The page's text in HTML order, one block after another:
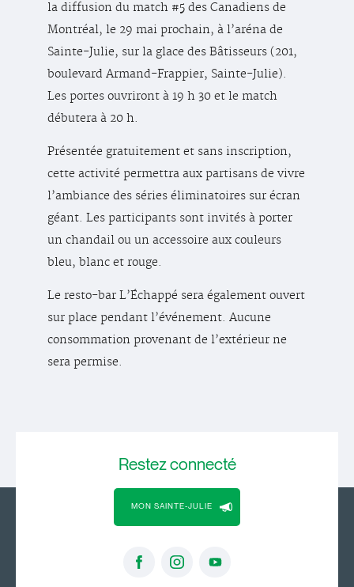
la diffusion du match #5 des Canadiens de
Montréal, le 29 mai prochain, à l’aréna de
Sainte-Julie, sur la glace des Bâtisseurs (201,
boulevard Armand-Frappier, Sainte-Julie).
Les portes ouvriront à 19 h 30 et le match
débutera à 20 h.
Présentée gratuitement et sans inscription,
cette activité permettra aux partisans de vivre
l’ambiance des séries éliminatoires sur écran
géant. Les participants sont invités à porter
un chandail ou un accessoire aux couleurs
bleu, blanc et rouge.
Le resto-bar L’Échappé sera également ouvert
sur place pendant l’événement. Aucune
consommation provenant de l’extérieur ne
sera permise.
Restezconnecté
MON SAINTE-JULIE